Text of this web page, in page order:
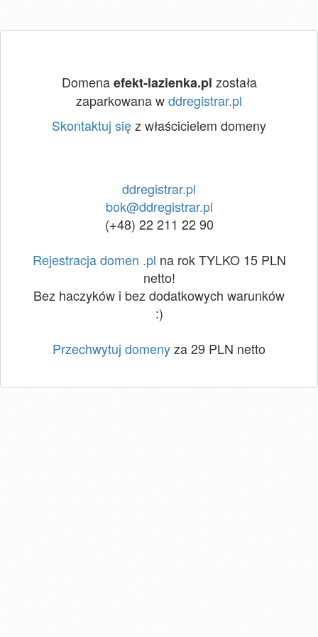
Domenaefekt-lazienka.pl została
zaparkowana wddregistrar.pl
Skontaktuj sięz właścicielem domeny
ddregistrar.pl
bok@ddregistrar.pl
(+48) 22 211 22 90
Rejestracja domen .pl na rok TYLKO 15 PLN
netto!
Bez haczyków i bez dodatkowych warunków
:)
Przechwytuj domenyza 29 PLN netto